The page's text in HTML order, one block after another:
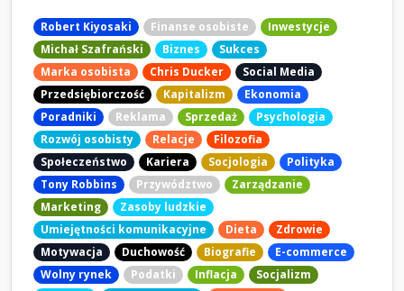
Robert Kiyosaki Finanse osobiste
Inwestycje
Michał Szafrański
Biznes
Sukces
Marka osobista
Chris Ducker
Social Media
Przedsiębiorczość
Kapitalizm
Ekonomia
Poradniki
Reklama Sprzedaż
Psychologia
Rozwój osobisty
Relacje
Filozofia
Społeczeństwo
Kariera Socjologia
Polityka
Tony Robbins
Przywództwo
Zarządzanie
Marketing
Zasoby ludzkie
Umiejętności komunikacyjne
Dieta
Zdrowie
Motywacja
Duchowość Biografie
E-commerce
Wolny rynek
Podatki Inflacja
Socjalizm